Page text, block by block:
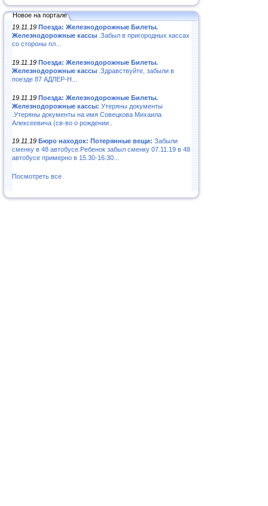
Новое на портале
19.11.19 Поезда: Железнодорожные Билеты.
Железнодорожные кассы .Забыл в пригородных кассах
со стороны пл...
19.11.19 Поезда: Железнодорожные Билеты.
Железнодорожные кассы .Здравствуйте, забыли в
поезде 87 АДЛЕР-Н...
19.11.19 Поезда: Железнодорожные Билеты.
Железнодорожные кассы: Утеряны документы
.Утеряны документы на имя Совецкова Михаила
Алексеевича (св-во о рождении..
19.11.19 Бюро находок: Потерянные вещи: Забыли
сменку в 48 автобусе.Ребенок забыл сменку 07.11.19 в 48
автобусе примерно в 15.30-16.30...
Посмотреть все